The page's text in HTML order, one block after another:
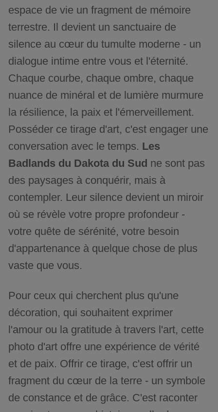
espace de vie un fragment de mémoire
terrestre. Il devient un sanctuaire de
silence au cœur du tumulte moderne - un
dialogue intime entre vous et l'éternité.
Chaque courbe, chaque ombre, chaque
nuance de minéral et de lumière murmure
la résilience, la paix et l'émerveillement.
Posséder ce tirage d'art, c'est engager une
conversation avec le temps. Les
Badlands du Dakota du Sud ne sont pas
des paysages à conquérir, mais à
contempler. Leur silence devient un miroir
où se révèle votre propre profondeur -
votre quête de sérénité, votre besoin
d'appartenance à quelque chose de plus
vaste que vous.
Pour ceux qui cherchent plus qu'une
décoration, qui souhaitent exprimer
l'amour ou la gratitude à travers l'art, cette
photo d'art offre une expérience de vérité
et de paix. Offrir ce tirage, c'est offrir un
fragment du cœur de la terre - un symbole
de constance et de grâce. C'est raconter